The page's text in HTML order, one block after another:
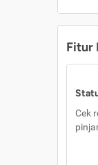
Fitur
Cek